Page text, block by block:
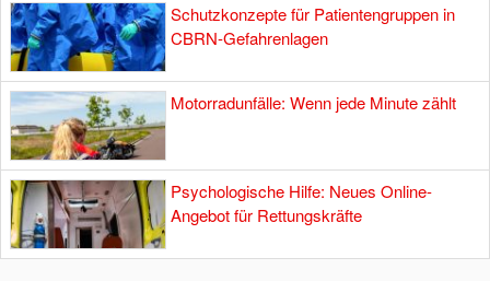
Schutzkonzepte für Patientengruppen in
CBRN-Gefahrenlagen
Motorradunfälle: Wenn jede Minute zählt
Psychologische Hilfe: Neues Online-
Angebot für Rettungskräfte